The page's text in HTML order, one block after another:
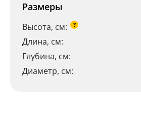
Размеры
Высота, см: ?
Длина, см:
Глубина, см:
Диаметр, см: